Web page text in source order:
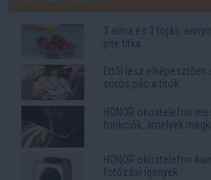
3 alma és 3 tojás:
pite titka
Ettől lesz
sörös pác a titok
HONOR okostelefon
funkciók, amelyek
HONOR okostelefon-
fotózási igények